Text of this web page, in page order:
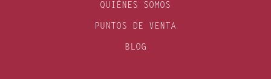
QUIÉNES SOMOS
PUNTOS DE VENTA
BLOG